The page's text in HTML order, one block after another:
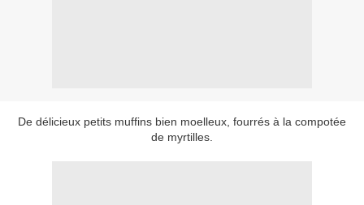
De délicieux petits muffins bien moelleux, fourrés à la compotée
de myrtilles.